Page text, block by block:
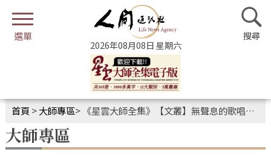
2026年08月08日 星期六
首頁 >大師專區> 《星雲大師全集》【文叢】無聲息的歌唱．海青
大師專區